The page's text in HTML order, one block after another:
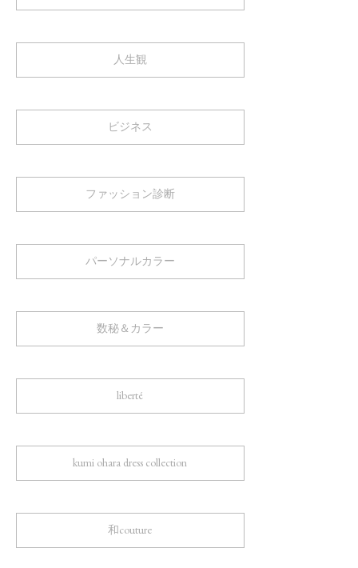
人生観
ビジネス
ファッション診断
パーソナルカラー
数秘＆カラー
liberté
kumi ohara dress collection
和couture